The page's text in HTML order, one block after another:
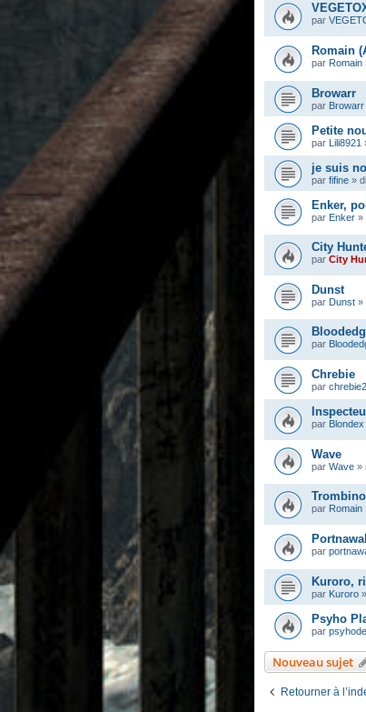
par
Romain
par Romain
Browarr
par Browarr
Petite
par Lili8921
je suis
par fifine »
Enker,
par Enker »
City
par City
Dunst
par Dunst »
par
Chrebie
par chrebie2
par Blondex
Wave
par Wave »
par Romain
par
Kuroro,
par Kuroro »
Psyho
par
Nouveau sujet
Retourner à